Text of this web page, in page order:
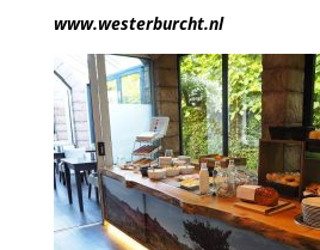
www.westerburcht.nl